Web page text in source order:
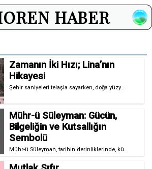
HABER
Zamanın İki Hızı; Lina’nın
Hikayesi
Şehir saniyeleri telaşla sayarken, doğa yüzy…
Mühr-ü Süleyman: Gücün,
Bilgeliğin ve Kutsallığın
Sembolü
Mühr-ü Süleyman, tarihin derinliklerinde, kü…